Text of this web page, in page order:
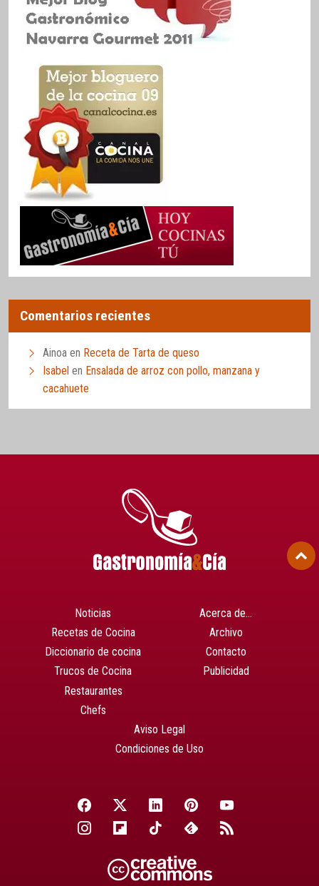
Comentarios recientes
Ainoa en Receta de Tarta de queso
Isabel en Ensalada de arroz con pollo, manzana y
cacahuete
Noticias
Recetas de Cocina
Diccionario de cocina
Trucos de Cocina
Restaurantes
Chefs
Acerca de…
Archivo
Contacto
Publicidad
Aviso Legal
Condiciones de Uso